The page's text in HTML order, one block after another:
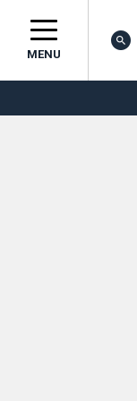
MENU